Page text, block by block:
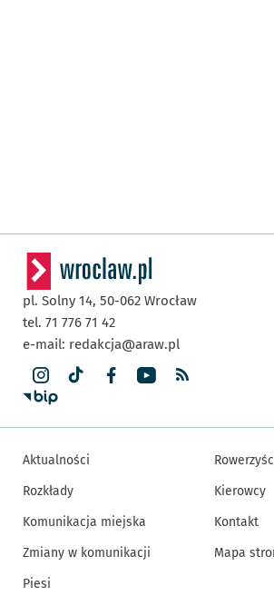
pl. Solny 14, 50-062 Wrocław
tel. 71 776 71 42
e-mail: redakcja@araw.pl
Aktualności
Rozkłady
Komunikacja miejska
Zmiany w komunikacji
Piesi
Kierowcy
Kontakt
Mapa